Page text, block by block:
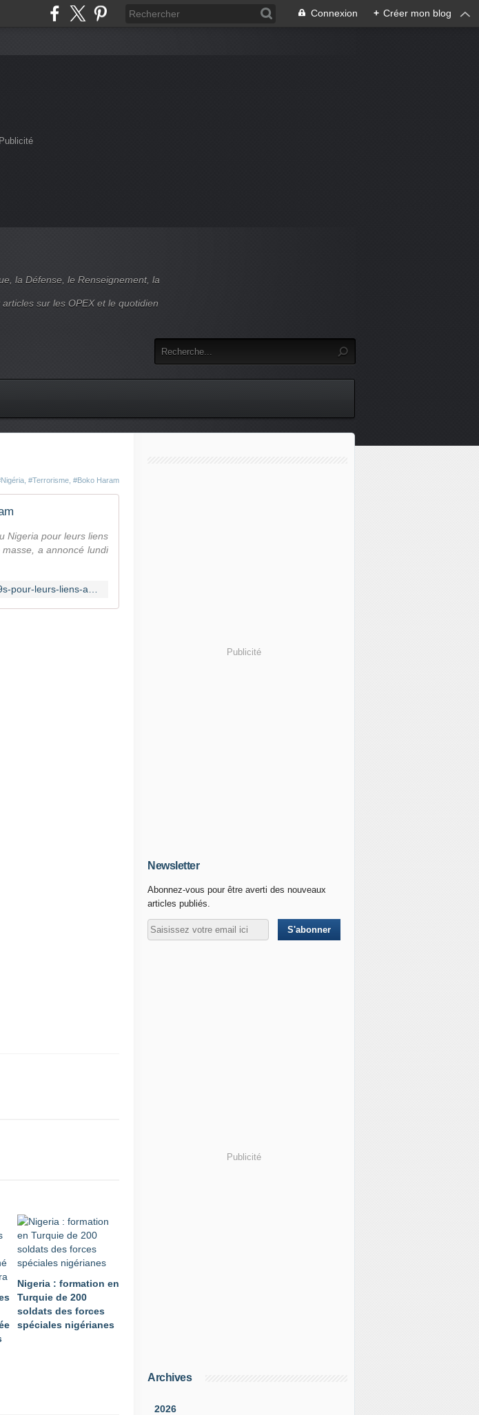
Connexion + Créer mon blog
Publicité
la Défense, le Renseignement, la
sur les OPEX et le quotidien
#Terrorisme #Boko Haram
Nigeria pour leurs liens
a annoncé lundi
Nigeria : formation en
Turquie de 200
soldats des forces
spéciales nigérianes
Publicité
Newsletter
Abonnez-vous pour être averti des nouveaux
articles publiés.
Publicité
Archives
2026